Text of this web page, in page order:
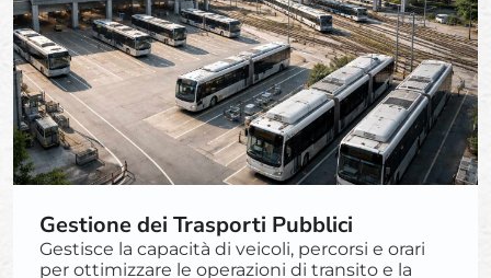
Gestione dei Trasporti Pubblici
Gestisce la capacità di veicoli, percorsi e orari
per ottimizzare le operazioni di transito e la